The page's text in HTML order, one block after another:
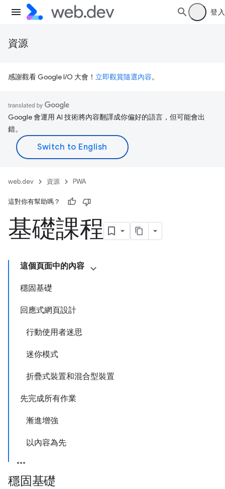
登入
資源
感謝觀看 Google I/O 大會！ 立即觀賞隨選內容。
Google 會運用 AI 技術將內容翻譯成你偏好的語言，但可能會出
錯。
web.dev 資源 PWA
這對你有幫助嗎？
基礎課程
這個頁面中的內容
穩固基礎
回應式網頁設計
行動使用者迷思
迷你模式
折疊式裝置和混合型裝置
先完成所有作業
漸進增強
以內容為先
穩固基礎